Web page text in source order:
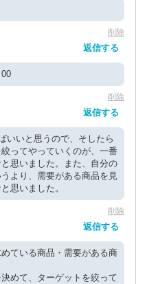
削除
返信する
削除
返信する
いいと思うので、そしたら
ってやっていくのが、一番
思いました。また、自分の
より、需要がある商品を見
思いました。
削除
返信する
ている商品・需要がある商
めて、ターゲットを絞って